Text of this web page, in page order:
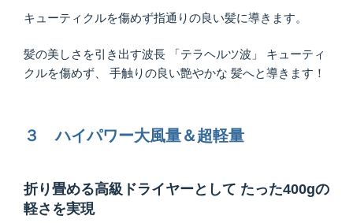
キューティクルを傷めず指通りの良い髪に導きます。
髪の美しさを引き出す波⻑ 「テラヘルツ波」 キューティ
クルを傷めず、 手触りの良い艶やかな 髪へと導きます！
３ ハイパワー大風量＆超軽量
折り畳める高級ドライヤーとして たった400gの
軽さを実現